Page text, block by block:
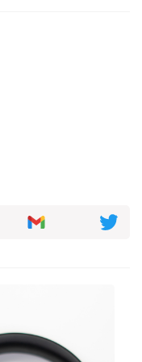
degani emas ʻ
qabul
taxrirlangan